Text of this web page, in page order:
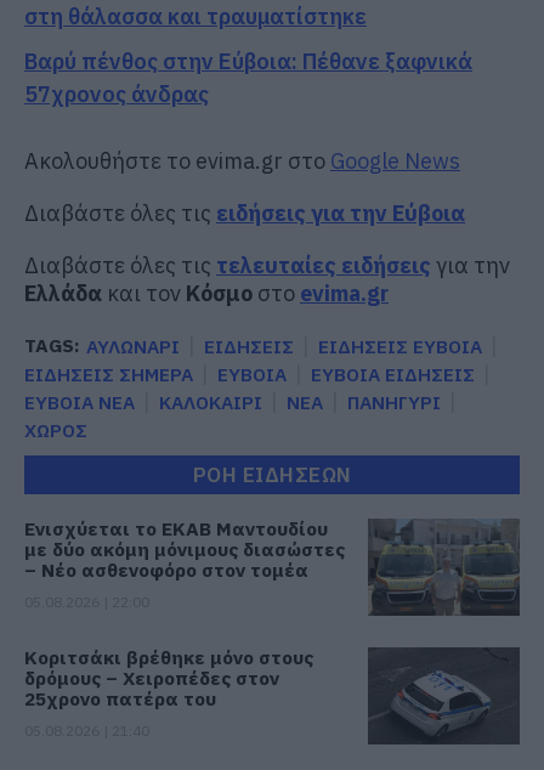
στη θάλασσα και τραυματίστηκε
Βαρύ πένθος στην Εύβοια: Πέθανε ξαφνικά
57χρονος άνδρας
Ακολουθήστε το evima.gr στο Google News
Διαβάστε όλες τις ειδήσεις για την Εύβοια
Διαβάστε όλες τις τελευταίες ειδήσεις για την
Ελλάδα και τον Κόσμο στο evima.gr
TAGS: ΑΥΛΩΝΑΡΙ ΕΙΔΗΣΕΙΣ
ΕΙΔΗΣΕΙΣ ΕΥΒΟΙΑ
ΕΙΔΗΣΕΙΣ ΣΗΜΕΡΑ
ΕΥΒΟΙΑ
ΕΥΒΟΙΑ ΕΙΔΗΣΕΙΣ
ΕΥΒΟΙΑ ΝΕΑ
ΚΑΛΟΚΑΙΡΙ ΝΕΑ
ΠΑΝΗΓΥΡΙ
ΧΩΡΟΣ
ΡΟΗ ΕΙΔΗΣΕΩΝ
Ενισχύεται το ΕΚΑΒ Μαντουδίου
με δύο ακόμη μόνιμους διασώστες
– Νέο ασθενοφόρο στον τομέα
Κοριτσάκι βρέθηκε μόνο στους
δρόμους – Χειροπέδες στον
25χρονο πατέρα του